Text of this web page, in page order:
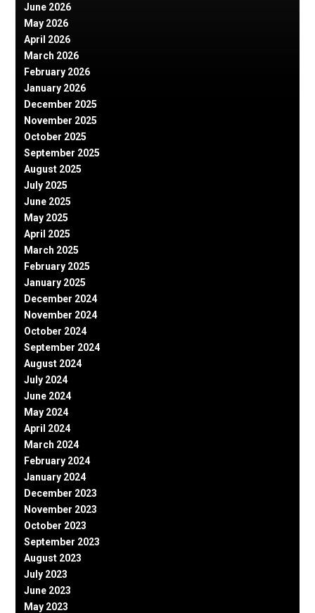
June 2026
May 2026
April 2026
March 2026
February 2026
January 2026
December 2025
November 2025
October 2025
September 2025
August 2025
July 2025
June 2025
May 2025
April 2025
March 2025
February 2025
January 2025
December 2024
November 2024
October 2024
September 2024
August 2024
July 2024
June 2024
May 2024
April 2024
March 2024
February 2024
January 2024
December 2023
November 2023
October 2023
September 2023
August 2023
July 2023
June 2023
May 2023